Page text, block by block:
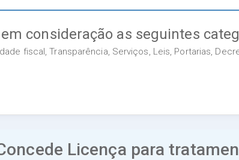
consideração as seguintes
fiscal, Transparência, Serviços, Leis, Portarias,
Licença para